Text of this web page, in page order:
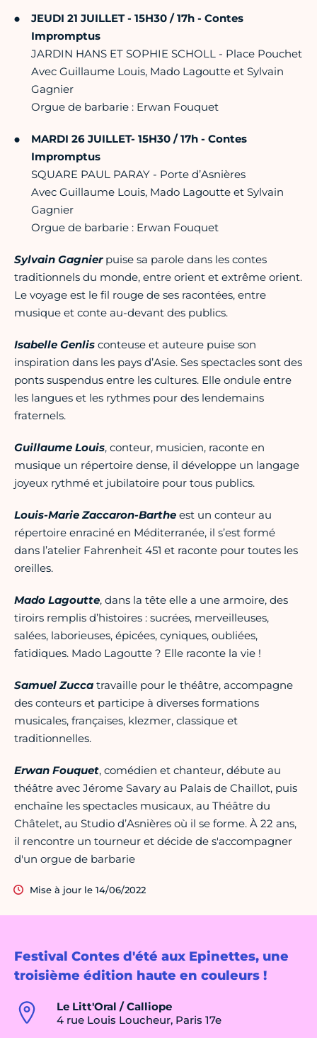
Festival Contes d'été aux Epinettes, une
troisième édition haute en couleurs !
Le Litt'Oral / Calliope
4 rue Louis Loucheur, Paris 17e
JEUDI 21 JUILLET - 15H30 / 17h - Contes
Impromptus
JARDIN HANS ET SOPHIE SCHOLL - Place Pouchet
Avec Guillaume Louis, Mado Lagoutte et Sylvain
Gagnier
Orgue de barbarie : Erwan Fouquet
MARDI 26 JUILLET- 15H30 / 17h - Contes
Impromptus
SQUARE PAUL PARAY - Porte d’Asnières
Avec Guillaume Louis, Mado Lagoutte et Sylvain
Gagnier
Orgue de barbarie : Erwan Fouquet
Sylvain Gagnier puise sa parole dans les contes
traditionnels du monde, entre orient et extrême orient.
Le voyage est le fil rouge de ses racontées, entre
musique et conte au-devant des publics.
Isabelle Genlis conteuse et auteure puise son
inspiration dans les pays d’Asie. Ses spectacles sont des
ponts suspendus entre les cultures. Elle ondule entre
les langues et les rythmes pour des lendemains
fraternels.
Guillaume Louis, conteur, musicien, raconte en
musique un répertoire dense, il développe un langage
joyeux rythmé et jubilatoire pour tous publics.
Louis-Marie Zaccaron-Barthe est un conteur au
répertoire enraciné en Méditerranée, il s’est formé
dans l’atelier Fahrenheit 451 et raconte pour toutes les
oreilles.
Mado Lagoutte, dans la tête elle a une armoire, des
tiroirs remplis d’histoires : sucrées, merveilleuses,
salées, laborieuses, épicées, cyniques, oubliées,
fatidiques. Mado Lagoutte ? Elle raconte la vie !
Samuel Zucca travaille pour le théâtre, accompagne
des conteurs et participe à diverses formations
musicales, françaises, klezmer, classique et
traditionnelles.
Erwan Fouquet, comédien et chanteur, débute au
théâtre avec Jérome Savary au Palais de Chaillot, puis
enchaîne les spectacles musicaux, au Théâtre du
Châtelet, au Studio d’Asnières où il se forme. À 22 ans,
il rencontre un tourneur et décide de s'accompagner
d'un orgue de barbarie
Mise à jour le 14/06/2022